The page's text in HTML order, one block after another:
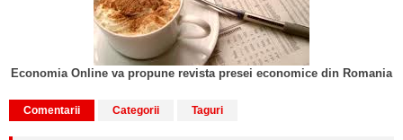
Economia Online va propune revista presei economice din Romania
Comentarii Categorii Taguri